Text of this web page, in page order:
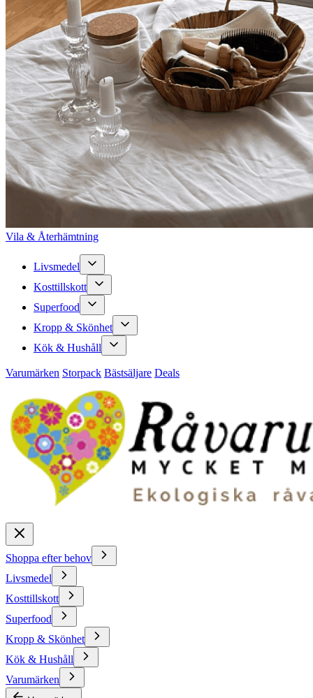
Vila & Återhämtning
Livsmedel
Kosttillskott
Superfood
Kropp & Skönhet
Kök & Hushåll
Varumärken Storpack Bästsäljare Deals
Shoppa efter behov
Livsmedel
Kosttillskott
Superfood
Kropp & Skönhet
Kök & Hushåll
Varumärken